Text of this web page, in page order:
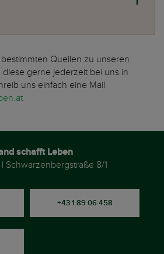
Quellen zu unseren
diese gerne jederzeit bei uns in
uns einfach eine Mail
schafft Leben
| Schwarzenbergstraße 8/1
+43 1 89 06 458